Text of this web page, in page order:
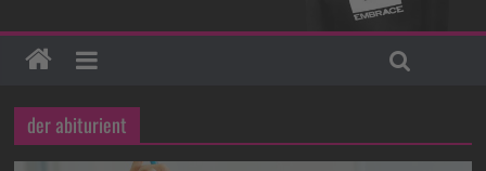
der abiturient